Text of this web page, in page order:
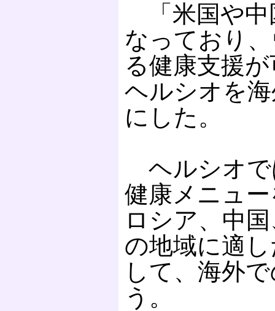
「米国や中
なっており
る健康支援
ヘルシオを
にした。
ヘルシオで
健康メニュ
ロシア、中
の地域に適
して、海外
う。